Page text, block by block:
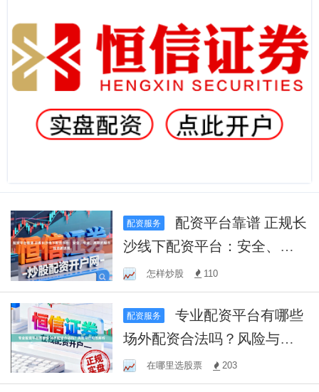
配资服务
沙线下配资平台：安全、专
业、高效的股市投资新选择
怎样炒股 110
配资服务
专业配资平台有哪些
场外配资合法吗？风险与合
规性解析
在哪里选股票 203